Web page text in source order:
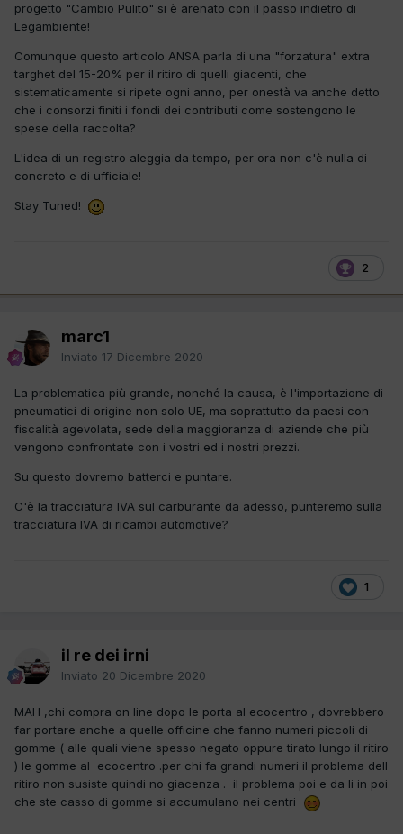
progetto "Cambio Pulito" si è arenato con il passo indietro di
Legambiente!
Comunque questo articolo ANSA parla di una "forzatura" extra
targhet del 15-20% per il ritiro di quelli giacenti, che
sistematicamente si ripete ogni anno, per onestà va anche detto
che i consorzi finiti i fondi dei contributi come sostengono le
spese della raccolta?
L'idea di un registro aleggia da tempo, per ora non c'è nulla di
concreto e di ufficiale!
Stay Tuned!
2
marc1
Inviato 17 Dicembre 2020
La problematica più grande, nonché la causa, è l'importazione di
pneumatici di origine non solo UE, ma soprattutto da paesi con
fiscalità agevolata, sede della maggioranza di aziende che più
vengono confrontate con i vostri ed i nostri prezzi.
Su questo dovremo batterci e puntare.
C'è la tracciatura IVA sul carburante da adesso, punteremo sulla
tracciatura IVA di ricambi automotive?
1
il re dei irni
Inviato 20 Dicembre 2020
MAH ,chi compra on line dopo le porta al ecocentro , dovrebbero
far portare anche a quelle officine che fanno numeri piccoli di
gomme ( alle quali viene spesso negato oppure tirato lungo il ritiro
) le gomme al ecocentro .per chi fa grandi numeri il problema dell
ritiro non susiste quindi no giacenza . il problema poi e da li in poi
che ste casso di gomme si accumulano nei centri